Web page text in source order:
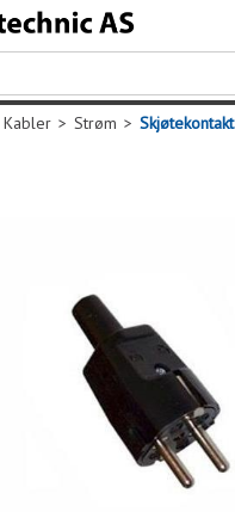
Kabler>Strøm>Skjøtekontakt